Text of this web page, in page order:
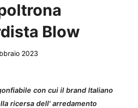
Blow
2023
con cui il brand Italiano
ricersa dell' arredamento